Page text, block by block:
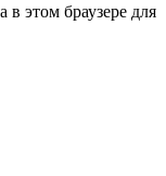
в этом браузере для